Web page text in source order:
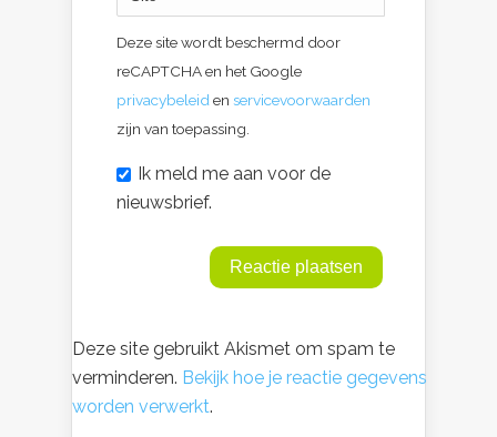
Deze site wordt beschermd door
reCAPTCHA en het Google
privacybeleid en servicevoorwaarden
zijn van toepassing.
Ik meld me aan voor de
nieuwsbrief.
Deze site gebruikt Akismet om spam te
verminderen. Bekijk hoe je reactie gegevens
worden verwerkt.